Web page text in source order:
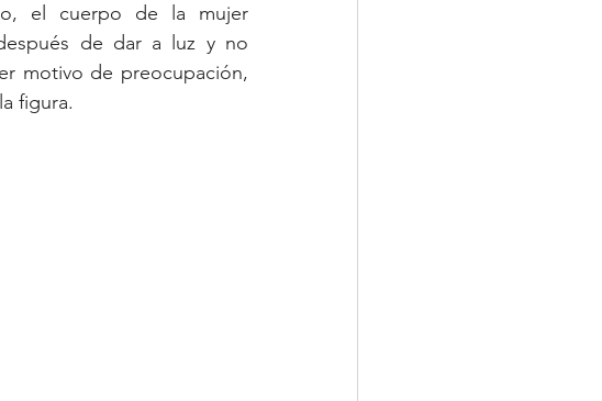
el cuerpo de la mujer
de dar a luz y no
motivo de preocupación,
figura.